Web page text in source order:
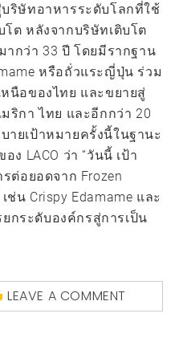
ริษัทอาหารระดับโลกที่ใช้
ต หลังจากบริษัทเติบโต
ากว่า 33 ปี โดยมีรากฐาน
หรือถั่วแระญี่ปุ่น ร่วม
นือของไทย และขยายสู่
ริกา ไทย และอีกกว่า 20
ยเป้าหมายครั้งนี้ในฐานะ
ง LACO ว่า “วันนี้ เป้า
ต่อยอดจาก Frozen
น Crispy Edamame และ
ยกระดับองค์กรสู่การเป็น
LEAVE A COMMENT